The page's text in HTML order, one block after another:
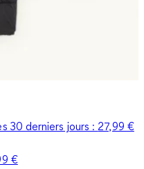
30 derniers jours : 27,99 €
€